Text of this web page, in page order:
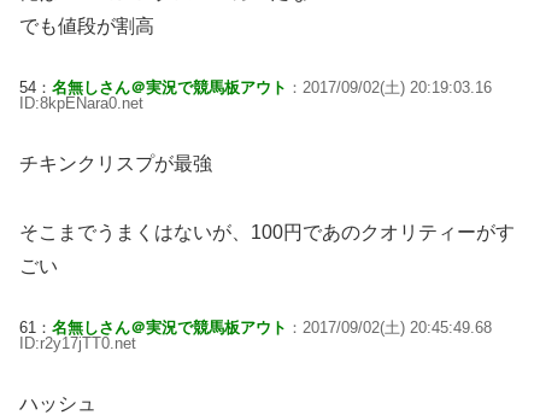
でも値段が割高
54： 名無しさん＠実況で競馬板アウト ：2017/09/02(土) 20:19:03.16
ID:8kpENara0.net
チキンクリスプが最強
そこまでうまくはないが、100円であのクオリティーがす
ごい
61： 名無しさん＠実況で競馬板アウト ：2017/09/02(土) 20:45:49.68
ID:r2y17jTT0.net
ハッシュ